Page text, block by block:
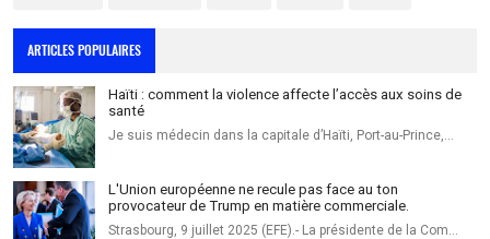
ARTICLES POPULAIRES
Haïti : comment la violence affecte l’accès aux soins de
santé
Je suis médecin dans la capitale d’Haïti, Port-au-Prince,…
L'Union européenne ne recule pas face au ton
provocateur de Trump en matière commerciale.
Strasbourg, 9 juillet 2025 (EFE).- La présidente de la Com…